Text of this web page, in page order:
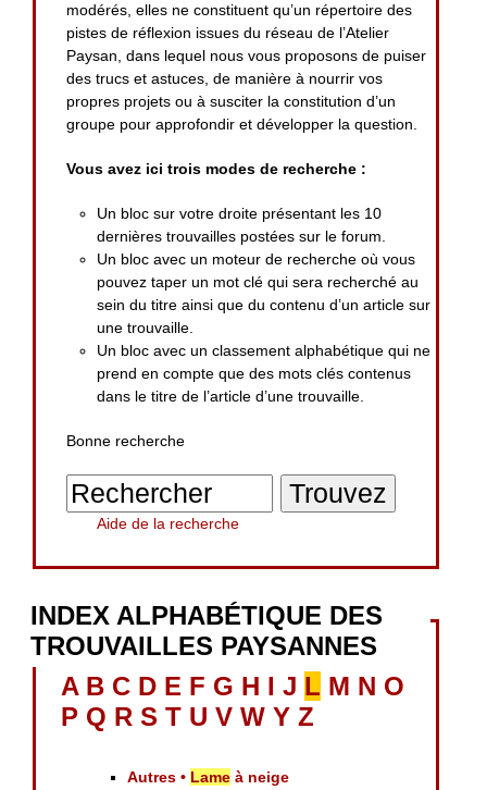
modérés, elles ne constituent qu’un répertoire des
pistes de réflexion issues du réseau de l’Atelier
Paysan, dans lequel nous vous proposons de puiser
des trucs et astuces, de manière à nourrir vos
propres projets ou à susciter la constitution d’un
groupe pour approfondir et développer la question.
Vous avez ici trois modes de recherche :
Un bloc sur votre droite présentant les 10
dernières trouvailles postées sur le forum.
Un bloc avec un moteur de recherche où vous
pouvez taper un mot clé qui sera recherché au
sein du titre ainsi que du contenu d’un article sur
une trouvaille.
Un bloc avec un classement alphabétique qui ne
prend en compte que des mots clés contenus
dans le titre de l’article d’une trouvaille.
Bonne recherche
Aide de la recherche
INDEX ALPHABÉTIQUE DES
TROUVAILLES PAYSANNES
A B C D E F G H I J L M N O
P Q R S T U V W Y Z
Autres • Lame à neige